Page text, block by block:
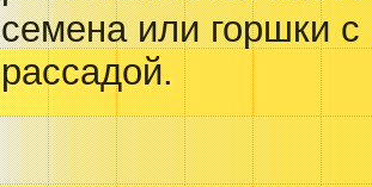
семена или горшки с
рассадой.